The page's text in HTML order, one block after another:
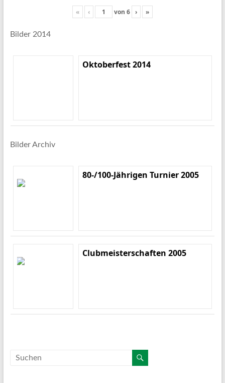
« ‹ von 6 › »
Bilder 2014
Oktoberfest 2014
Bilder Archiv
80-/100-Jährigen Turnier 2005
Clubmeisterschaften 2005